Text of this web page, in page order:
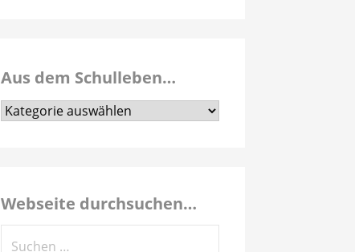
Aus dem Schulleben…
Aus
Webseite durchsuchen…